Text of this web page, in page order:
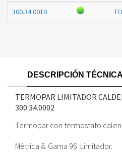
300.34.0010
DESCRIPCIÓN
TERMOPAR LIMITADOR
300.34.0002
Termopar con termostato
Métrica 8. Gama 96. Limitador.